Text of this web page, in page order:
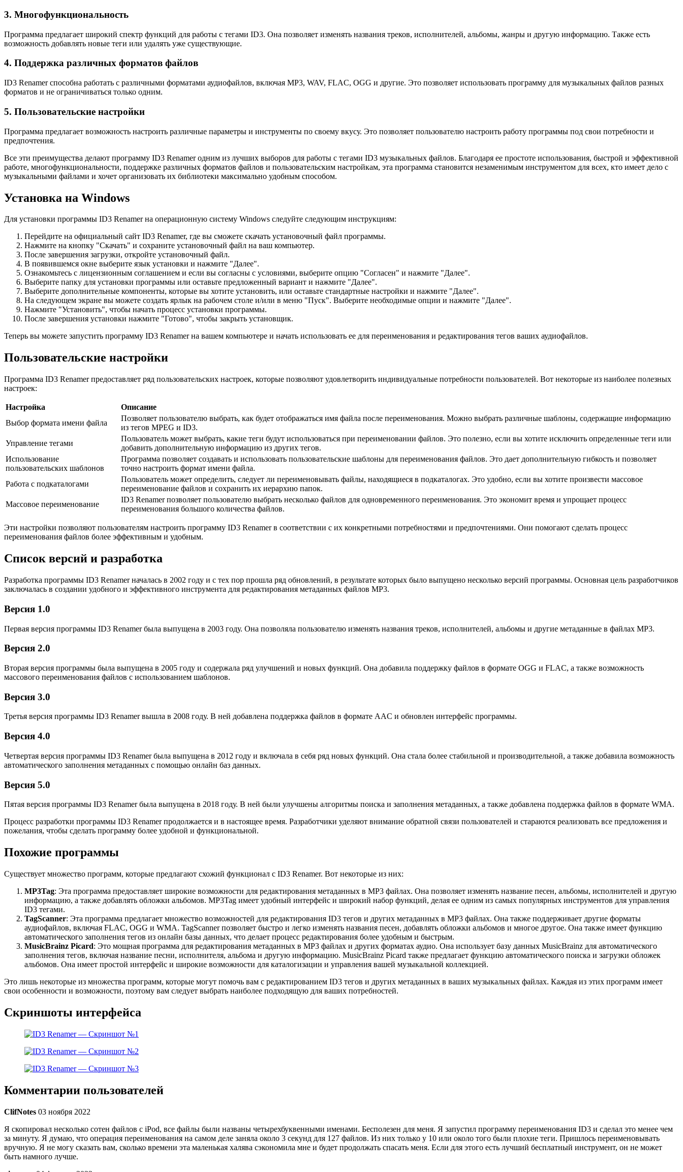
3. Многофункциональность
Программа предлагает широкий спектр функций для работы с тегами ID3. Она позволяет изменять названия треков, исполнителей, альбомы, жанры и другую информацию. Также есть
возможность добавлять новые теги или удалять уже существующие.
4. Поддержка различных форматов файлов
ID3 Renamer способна работать с различными форматами аудиофайлов, включая MP3, WAV, FLAC, OGG и другие. Это позволяет использовать программу для музыкальных файлов разных
форматов и не ограничиваться только одним.
5. Пользовательские настройки
Программа предлагает возможность настроить различные параметры и инструменты по своему вкусу. Это позволяет пользователю настроить работу программы под свои потребности и
предпочтения.
Все эти преимущества делают программу ID3 Renamer одним из лучших выборов для работы с тегами ID3 музыкальных файлов. Благодаря ее простоте использования, быстрой и эффективной
работе, многофункциональности, поддержке различных форматов файлов и пользовательским настройкам, эта программа становится незаменимым инструментом для всех, кто имеет дело с
музыкальными файлами и хочет организовать их библиотеки максимально удобным способом.
Установка на Windows
Для установки программы ID3 Renamer на операционную систему Windows следуйте следующим инструкциям:
Перейдите на официальный сайт ID3 Renamer, где вы сможете скачать установочный файл программы.
Нажмите на кнопку "Скачать" и сохраните установочный файл на ваш компьютер.
После завершения загрузки, откройте установочный файл.
В появившемся окне выберите язык установки и нажмите "Далее".
Ознакомьтесь с лицензионным соглашением и если вы согласны с условиями, выберите опцию "Согласен" и нажмите "Далее".
Выберите папку для установки программы или оставьте предложенный вариант и нажмите "Далее".
Выберите дополнительные компоненты, которые вы хотите установить, или оставьте стандартные настройки и нажмите "Далее".
На следующем экране вы можете создать ярлык на рабочем столе и/или в меню "Пуск". Выберите необходимые опции и нажмите "Далее".
Нажмите "Установить", чтобы начать процесс установки программы.
После завершения установки нажмите "Готово", чтобы закрыть установщик.
Теперь вы можете запустить программу ID3 Renamer на вашем компьютере и начать использовать ее для переименования и редактирования тегов ваших аудиофайлов.
Пользовательские настройки
Программа ID3 Renamer предоставляет ряд пользовательских настроек, которые позволяют удовлетворить индивидуальные потребности пользователей. Вот некоторые из наиболее полезных
настроек:
Настройка
Описание
Выбор формата имени файла
Позволяет пользователю выбрать, как будет отображаться имя файла после переименования. Можно выбрать различные шаблоны, содержащие информацию
из тегов MPEG и ID3.
Управление тегами
Пользователь может выбрать, какие теги будут использоваться при переименовании файлов. Это полезно, если вы хотите исключить определенные теги или
добавить дополнительную информацию из других тегов.
Использование
пользовательских шаблонов
Программа позволяет создавать и использовать пользовательские шаблоны для переименования файлов. Это дает дополнительную гибкость и позволяет
точно настроить формат имени файла.
Работа с подкаталогами
Пользователь может определить, следует ли переименовывать файлы, находящиеся в подкаталогах. Это удобно, если вы хотите произвести массовое
переименование файлов и сохранить их иерархию папок.
Массовое переименование
ID3 Renamer позволяет пользователю выбрать несколько файлов для одновременного переименования. Это экономит время и упрощает процесс
переименования большого количества файлов.
Эти настройки позволяют пользователям настроить программу ID3 Renamer в соответствии с их конкретными потребностями и предпочтениями. Они помогают сделать процесс
переименования файлов более эффективным и удобным.
Список версий и разработка
Разработка программы ID3 Renamer началась в 2002 году и с тех пор прошла ряд обновлений, в результате которых было выпущено несколько версий программы. Основная цель разработчиков
заключалась в создании удобного и эффективного инструмента для редактирования метаданных файлов MP3.
Версия 1.0
Первая версия программы ID3 Renamer была выпущена в 2003 году. Она позволяла пользователю изменять названия треков, исполнителей, альбомы и другие метаданные в файлах MP3.
Версия 2.0
Вторая версия программы была выпущена в 2005 году и содержала ряд улучшений и новых функций. Она добавила поддержку файлов в формате OGG и FLAC, а также возможность
массового переименования файлов с использованием шаблонов.
Версия 3.0
Третья версия программы ID3 Renamer вышла в 2008 году. В ней добавлена поддержка файлов в формате AAC и обновлен интерфейс программы.
Версия 4.0
Четвертая версия программы ID3 Renamer была выпущена в 2012 году и включала в себя ряд новых функций. Она стала более стабильной и производительной, а также добавила возможность
автоматического заполнения метаданных с помощью онлайн баз данных.
Версия 5.0
Пятая версия программы ID3 Renamer была выпущена в 2018 году. В ней были улучшены алгоритмы поиска и заполнения метаданных, а также добавлена поддержка файлов в формате WMA.
Процесс разработки программы ID3 Renamer продолжается и в настоящее время. Разработчики уделяют внимание обратной связи пользователей и стараются реализовать все предложения и
пожелания, чтобы сделать программу более удобной и функциональной.
Похожие программы
Существует множество программ, которые предлагают схожий функционал с ID3 Renamer. Вот некоторые из них:
MP3Tag: Эта программа предоставляет широкие возможности для редактирования метаданных в MP3 файлах. Она позволяет изменять название песен, альбомы, исполнителей и другую
информацию, а также добавлять обложки альбомов. MP3Tag имеет удобный интерфейс и широкий набор функций, делая ее одним из самых популярных инструментов для управления
ID3 тегами.
TagScanner: Эта программа предлагает множество возможностей для редактирования ID3 тегов и других метаданных в MP3 файлах. Она также поддерживает другие форматы
аудиофайлов, включая FLAC, OGG и WMA. TagScanner позволяет быстро и легко изменять названия песен, добавлять обложки альбомов и многое другое. Она также имеет функцию
автоматического заполнения тегов из онлайн базы данных, что делает процесс редактирования более удобным и быстрым.
MusicBrainz Picard: Это мощная программа для редактирования метаданных в MP3 файлах и других форматах аудио. Она использует базу данных MusicBrainz для автоматического
заполнения тегов, включая название песни, исполнителя, альбома и другую информацию. MusicBrainz Picard также предлагает функцию автоматического поиска и загрузки обложек
альбомов. Она имеет простой интерфейс и широкие возможности для каталогизации и управления вашей музыкальной коллекцией.
Это лишь некоторые из множества программ, которые могут помочь вам с редактированием ID3 тегов и других метаданных в ваших музыкальных файлах. Каждая из этих программ имеет
свои особенности и возможности, поэтому вам следует выбрать наиболее подходящую для ваших потребностей.
Скриншоты интерфейса
Комментарии пользователей
ClifNotes 03 ноября 2022
Я скопировал несколько сотен файлов с iPod, все файлы были названы четырехбуквенными именами. Бесполезен для меня. Я запустил программу переименования ID3 и сделал это менее чем
за минуту. Я думаю, что операция переименования на самом деле заняла около 3 секунд для 127 файлов. Из них только у 10 или около того были плохие теги. Пришлось переименовывать
вручную. Я не могу сказать вам, сколько времени эта маленькая халява сэкономила мне и будет продолжать спасать меня. Если для этого есть лучший бесплатный инструмент, он не может
быть намного лучше.